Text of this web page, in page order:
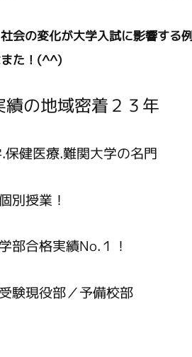
会の変化が大学入試に影響する
また！(^^)
の地域密着２３年
保健医療.難関大学の名門
別授業！
合格実績No.１！
験現役部／予備校部